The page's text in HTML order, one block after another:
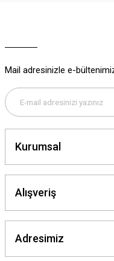
Bu ürüne benzer farklı
Mail adresinizle e-
Kurumsal
Alışveriş
Adresimiz